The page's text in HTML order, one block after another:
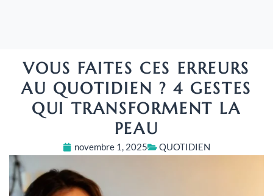
VOUS FAITES CES ERREURS
AU QUOTIDIEN ? 4 GESTES
QUI TRANSFORMENT LA
PEAU
novembre 1, 2025 QUOTIDIEN